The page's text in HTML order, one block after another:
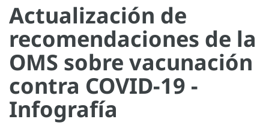
Actualización de
recomendaciones de la
OMS sobre vacunación
contra COVID-19 -
Infografía